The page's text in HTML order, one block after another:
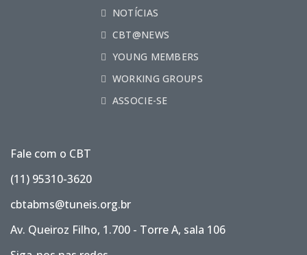
NOTÍCIAS
CBT@NEWS
YOUNG MEMBERS
WORKING GROUPS
ASSOCIE-SE
Fale com o CBT
(11) 95310-3620
cbtabms@tuneis.org.br
Av. Queiroz Filho, 1.700 - Torre A, sala 106